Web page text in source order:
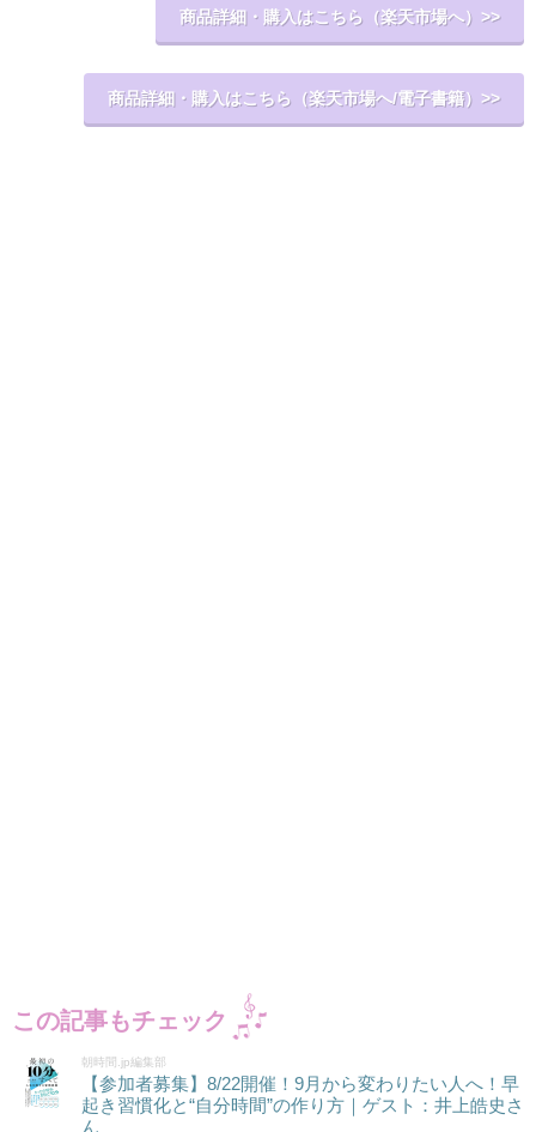
商品詳細・購入はこちら（楽天市場へ）>>
商品詳細・購入はこちら（楽天市場へ/電子書籍）>>
この記事もチェック
朝時間.jp編集部
【参加者募集】8/22開催！9月から変わりたい人へ！早
起き習慣化と“自分時間”の作り方｜ゲスト：井上皓史さ
ん